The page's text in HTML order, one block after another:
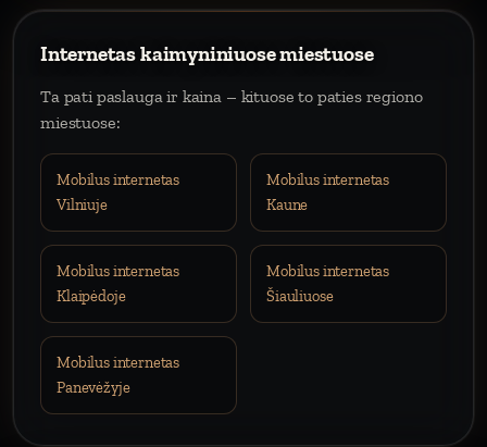
Internetas kaimyniniuose miestuose
Ta pati paslauga ir kaina – kituose to paties regiono
miestuose:
Mobilus internetas
Vilniuje
Mobilus internetas
Kaune
Mobilus internetas
Klaipėdoje
Mobilus internetas
Šiauliuose
Mobilus internetas
Panevėžyje